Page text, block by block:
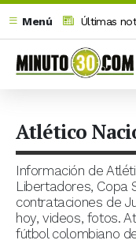
Menú
Últimas
Atlético
Información de
Libertadores, Copa
contrataciones de
hoy, videos, fotos.
fútbol colombiano